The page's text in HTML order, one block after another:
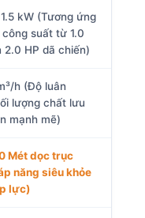
kW (Tương ứng
suất từ 1.0
2.0 HP dã chiến)
h (Độ luân
lượng chất lưu
mạnh mẽ)
Mét dọc trục
năng siêu khỏe
lực)